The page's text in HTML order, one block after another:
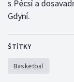
s Pécsí a
Gdyní.
ŠTÍTKY
Basketbal